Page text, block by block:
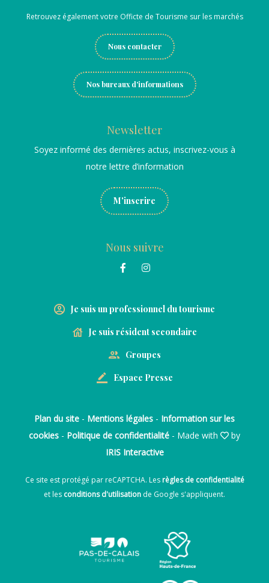
Retrouvez également votre Officte de Tourisme sur les marchés
Nous contacter
Nos bureaux d'informations
Newsletter
Soyez informé des dernières actus, inscrivez-vous à
notre lettre d’information
M'inscrire
Nous suivre
Je suis un professionnel du tourisme
Je suis résident secondaire
Groupes
Espace Presse
Plan du site - Mentions légales - Information sur les
cookies - Politique de confidentialité - Made with
by
IRIS Interactive
Ce site est protégé par reCAPTCHA. Lesrègles de confidentialité
et les conditions d'utilisation de Google s'appliquent.